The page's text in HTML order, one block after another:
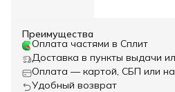
Преимущества
Оплата частями в Сплит
Доставка в пункты выдачи
Оплата — картой, СБП или
Удобный возврат